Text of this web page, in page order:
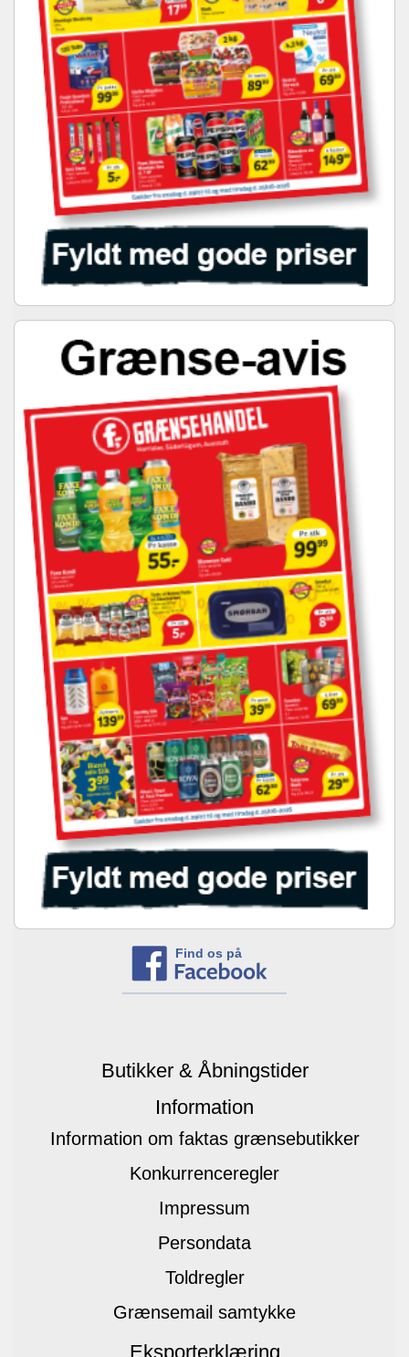
Find os på
Butikker & Åbningstider
Information
Information om faktas grænsebutikker
Konkurrenceregler
Impressum
Persondata
Toldregler
Grænsemail samtykke
Eksporterklæring